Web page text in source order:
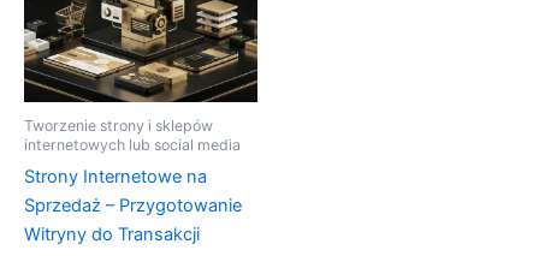
Tworzenie strony i sklepów
internetowych lub social media
Strony Internetowe na
Sprzedaż – Przygotowanie
Witryny do Transakcji